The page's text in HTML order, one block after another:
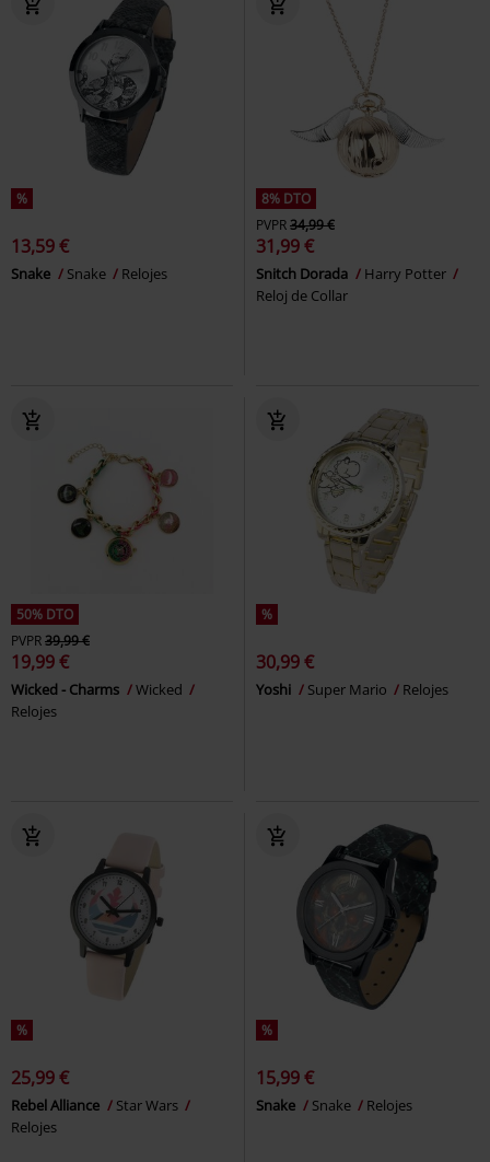
%
13,59 €
Snake Snake Relojes
8% DTO
PVPR34,99 €
31,99 €
Snitch Dorada
Harry Potter
Reloj de Collar
50% DTO
PVPR39,99 €
19,99 €
Wicked - Charms
Wicked
Relojes
%
30,99 €
Yoshi Super Mario Relojes
%
25,99 €
Rebel Alliance
Star Wars
Relojes
%
15,99 €
Snake Snake Relojes